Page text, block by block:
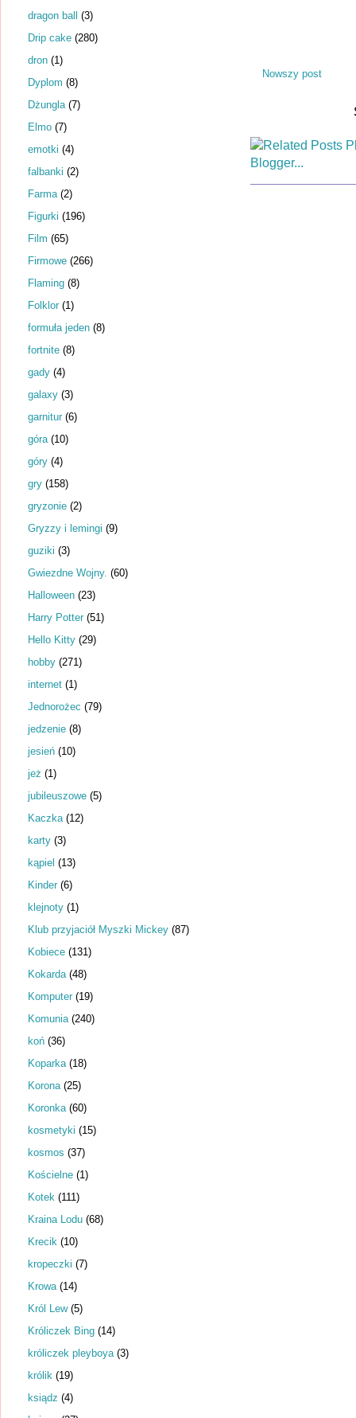
Nowszy post
dragon ball (3)
Drip cake (280)
dron (1)
Dyplom (8)
Dżungla (7)
Elmo (7)
emotki (4)
falbanki (2)
Farma (2)
Figurki (196)
Film (65)
Firmowe (266)
Flaming (8)
Folklor (1)
formuła jeden (8)
fortnite (8)
gady (4)
galaxy (3)
garnitur (6)
góra (10)
góry (4)
gry (158)
gryzonie (2)
Gryzzy i lemingi (9)
guziki (3)
Gwiezdne Wojny. (60)
Halloween (23)
Harry Potter (51)
Hello Kitty (29)
hobby (271)
internet (1)
Jednorożec (79)
jedzenie (8)
jesień (10)
jeż (1)
jubileuszowe (5)
Kaczka (12)
karty (3)
kąpiel (13)
Kinder (6)
klejnoty (1)
Klub przyjaciół Myszki Mickey (87)
Kobiece (131)
Kokarda (48)
Komputer (19)
Komunia (240)
koń (36)
Koparka (18)
Korona (25)
Koronka (60)
kosmetyki (15)
kosmos (37)
Kościelne (1)
Kotek (111)
Kraina Lodu (68)
Krecik (10)
kropeczki (7)
Krowa (14)
Król Lew (5)
Króliczek Bing (14)
króliczek pleyboya (3)
królik (19)
ksiądz (4)